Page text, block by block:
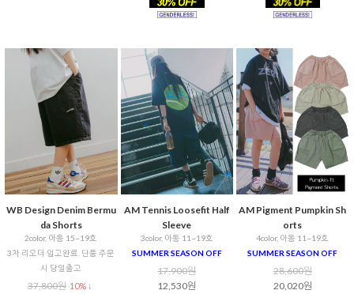
WB Design Denim Bermu
da Shorts
2color, 아동 15~19호
3차 리오더 입고완료. 단품 주문
시 당일출고
37,800원 10% ↓
AM Tennis Loosefit Half
Sleeve
3color, 아동 11~19호
SUMMER SEASON OFF
17,900원
12,530원
AM Pigment Pumpkin Sh
orts
4color, 아동 11~19호
SUMMER SEASON OFF
28,600원
20,020원